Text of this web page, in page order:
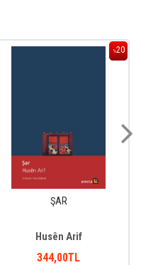
%20
ŞAR
Husên Arif
344,00TL